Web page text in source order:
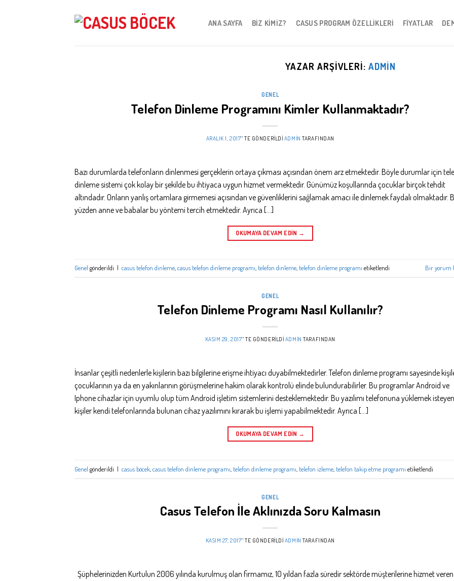
ANA SAYFA BIZ KIMIZ? CASUS PROGRAM ÖZELLIKLERI FIYATLAR
YAZAR ARŞIVLERI:ADMIN
GENEL
Telefon Dinleme Programını Kimler Kullanmaktadır?
ARALIK 1, 2017’' TE GÖNDERILDI ADMIN TARAFINDAN
Bazı durumlarda telefonların dinlenmesi gerçeklerin ortaya çıkması açısından önem arz etmektedir. Böyle durumlar için
dinleme sistemi çok kolay bir şekilde bu ihtiyaca uygun hizmet vermektedir. Günümüz koşullarında çocuklar birçok tehdit
altındadır. Onların yanlış ortamlara girmemesi açısından ve güvenliklerini sağlamak amacı ile dinlemek faydalı olmaktadır.
yüzden anne ve babalar bu yöntemi tercih etmektedir. Ayrıca […]
OKUMAYA DEVAM EDIN →
Genel gönderildi | casus telefon dinleme casus telefon dinleme programı telefon dinleme telefon dinleme programı etiketlendi Bir yorum
GENEL
Telefon Dinleme Programı Nasıl Kullanılır?
KASIM 29, 2017’' TE GÖNDERILDI ADMIN TARAFINDAN
İnsanlar çeşitli nedenlerle kişilerin bazı bilgilerine erişme ihtiyacı duyabilmektedirler. Telefon dinleme programı sayesinde
çocuklarının ya da en yakınlarının görüşmelerine hakim olarak kontrolü elinde bulundurabilirler. Bu programlar Android ve
Iphone cihazlar için uyumlu olup tüm Android işletim sistemlerini desteklemektedir. Bu yazılımı telefonuna yüklemek isteyen
kişiler kendi telefonlarında bulunan cihaz yazılımını kırarak bu işlemi yapabilmektedir. Ayrıca […]
OKUMAYA DEVAM EDIN →
Genel gönderildi | casus böcek casus telefon dinleme programı telefon dinleme programı telefon izleme telefon takip etme programı etiketlendi
GENEL
Casus Telefon İle Aklınızda Soru Kalmasın
KASIM 27, 2017’' TE GÖNDERILDI ADMIN TARAFINDAN
Şüphelerinizden Kurtulun 2006 yılında kurulmuş olan firmamız, 10 yıldan fazla süredir sektörde müşterilerine hizmet